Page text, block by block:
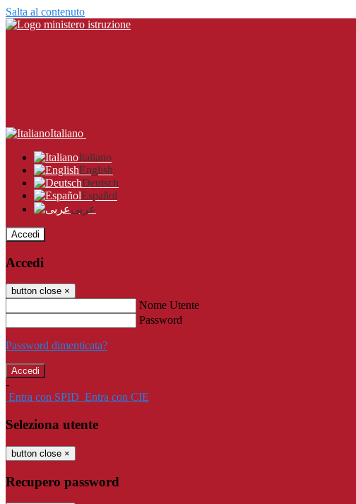
Salta al contenuto
Italiano
Italiano
English
Deutsch
Español
عربى
Accedi
Accedi
button close ×
Nome Utente
Password
Password dimenticata?
-
Entra con SPID Entra con CIE
Seleziona utente
button close ×
Recupero password